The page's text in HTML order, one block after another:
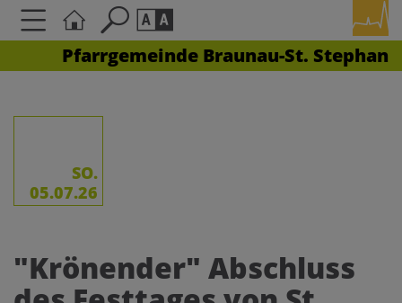
Pfarrgemeinde Braunau-St. Stephan
Schriftgröße
AA
A A A A A
SO.
05.07.26
"Krönender" Abschluss